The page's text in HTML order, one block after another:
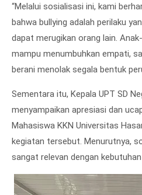
“Melalui sosialisasi ini, kami
bahwa bullying adalah perilaku
dapat merugikan orang lain.
mampu menumbuhkan empati,
berani menolak segala bentuk
Sementara itu, Kepala UPT SD
menyampaikan apresiasi dan
Mahasiswa KKN Universitas
kegiatan tersebut. Menurutnya,
sangat relevan dengan